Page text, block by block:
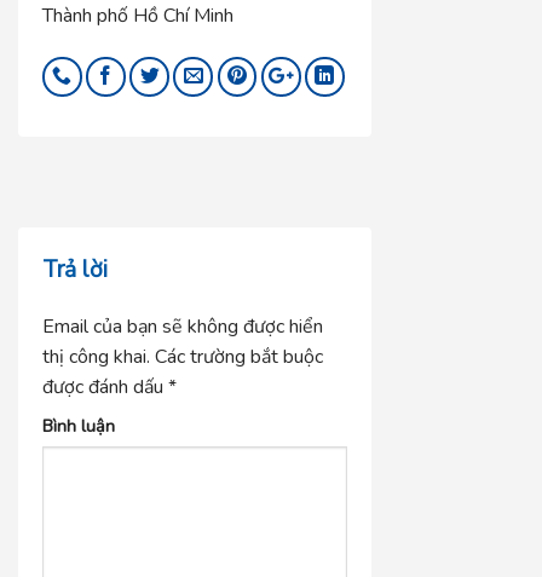
Thành phố Hồ Chí Minh
Trả lời
Email của bạn sẽ không được hiển
thị công khai. Các trường bắt buộc
được đánh dấu *
Bình luận